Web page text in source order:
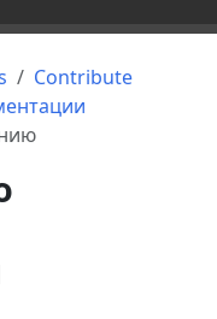
Contribute